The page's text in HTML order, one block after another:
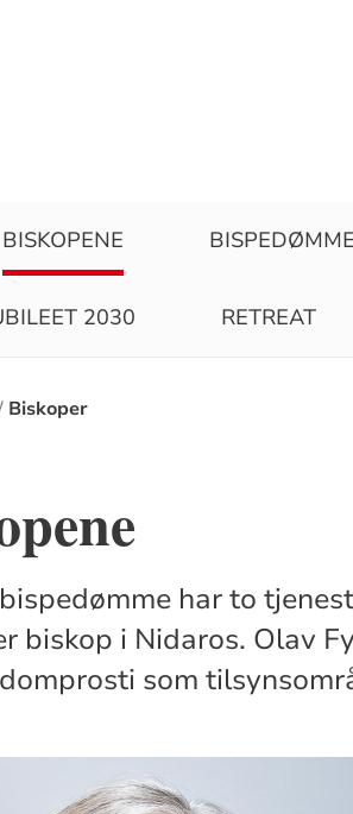
BISKOPENE
2030 RETREAT
Biskoper
har to
biskop i Nidaros. Olav
som